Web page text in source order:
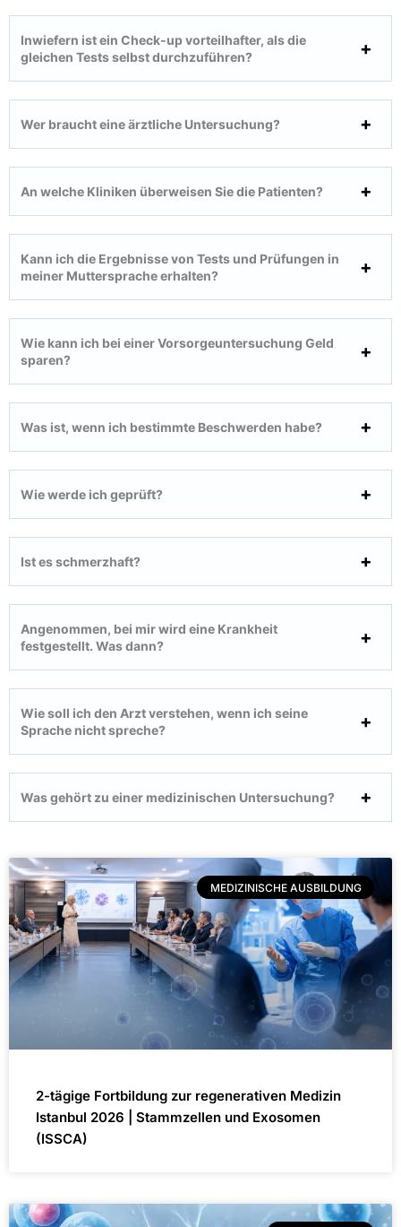
Inwiefern ist ein Check-up vorteilhafter, als die
gleichen Tests selbst durchzuführen?
Wer braucht eine ärztliche Untersuchung?
An welche Kliniken überweisen Sie die Patienten?
Kann ich die Ergebnisse von Tests und Prüfungen in
meiner Muttersprache erhalten?
Wie kann ich bei einer Vorsorgeuntersuchung Geld
sparen?
Was ist, wenn ich bestimmte Beschwerden habe?
Wie werde ich geprüft?
Ist es schmerzhaft?
Angenommen, bei mir wird eine Krankheit
festgestellt. Was dann?
Wie soll ich den Arzt verstehen, wenn ich seine
Sprache nicht spreche?
Was gehört zu einer medizinischen Untersuchung?
MEDIZINISCHE AUSBILDUNG
2-tägige Fortbildung zur regenerativen Medizin
Istanbul 2026 | Stammzellen und Exosomen
(ISSCA)